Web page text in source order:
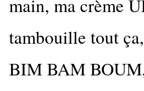
main, ma crème
tambouille tout
BIM BAM